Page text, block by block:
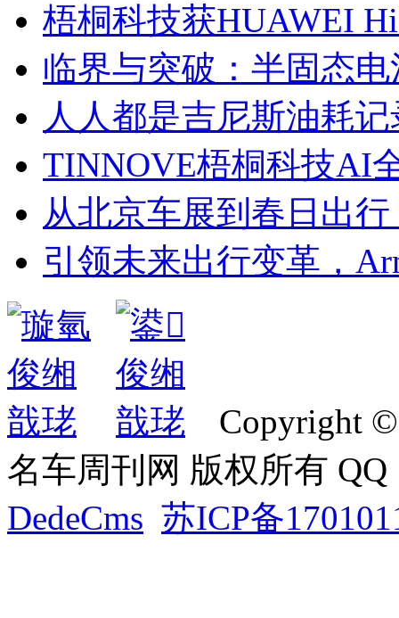
梧桐科技获HUAWEI
临界与突破：半固态
人人都是吉尼斯油耗
TINNOVE梧桐科技AI
从北京车展到春日出
引领未来出行变革，
Copyright ©
名车周刊网 版权所有 QQ
DedeCms 苏ICP备